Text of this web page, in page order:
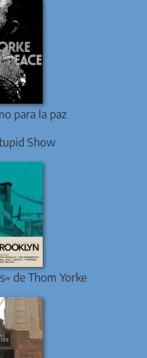
para la paz
Show
de Thom Yorke